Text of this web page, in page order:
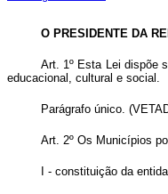
O PRESIDENTE DA
Art. 1º Esta Lei dispõe
educacional, cultural e social.
Parágrafo único.
Art. 2º Os Municípios
I - constituição da